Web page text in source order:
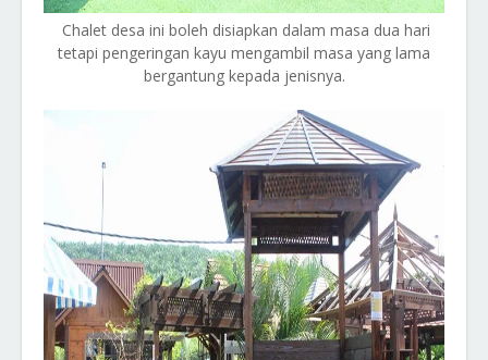
Chalet desa ini boleh disiapkan dalam masa dua hari
tetapi pengeringan kayu mengambil masa yang lama
bergantung kepada jenisnya.